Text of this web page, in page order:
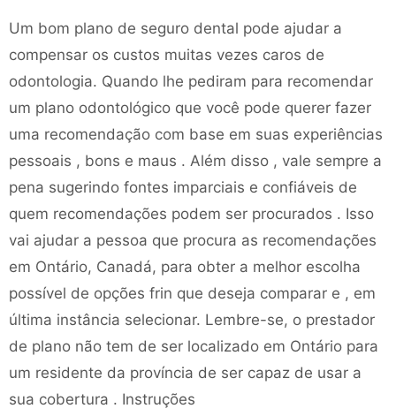
Um bom plano de seguro dental pode ajudar a
compensar os custos muitas vezes caros de
odontologia. Quando lhe pediram para recomendar
um plano odontológico que você pode querer fazer
uma recomendação com base em suas experiências
pessoais , bons e maus . Além disso , vale sempre a
pena sugerindo fontes imparciais e confiáveis ​​de
quem recomendações podem ser procurados . Isso
vai ajudar a pessoa que procura as recomendações
em Ontário, Canadá, para obter a melhor escolha
possível de opções frin que deseja comparar e , em
última instância selecionar. Lembre-se, o prestador
de plano não tem de ser localizado em Ontário para
um residente da província de ser capaz de usar a
sua cobertura . Instruções